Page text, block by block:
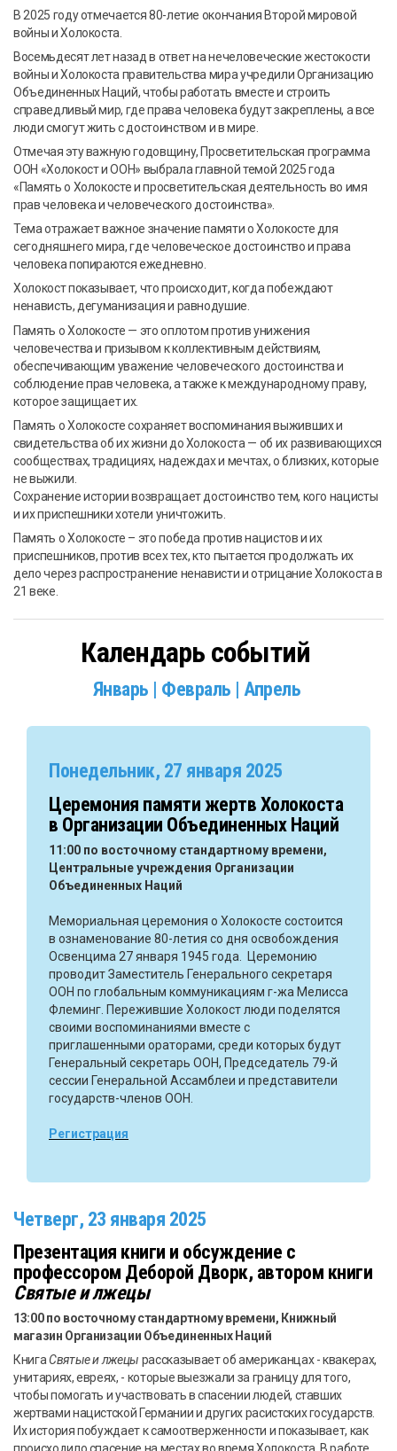
В 2025 году отмечается 80-летие окончания Второй мировой
войны и Холокоста.
Восемьдесят лет назад в ответ на нечеловеческие жестокости
войны и Холокоста правительства мира учредили Организацию
Объединенных Наций, чтобы работать вместе и строить
справедливый мир, где права человека будут закреплены, а все
люди смогут жить с достоинством и в мире.
Отмечая эту важную годовщину, Просветительская программа
ООН «Холокост и ООН» выбрала главной темой 2025 года
«Память о Холокосте и просветительская деятельность во имя
прав человека и человеческого достоинства».
Тема отражает важное значение памяти о Холокосте для
сегодняшнего мира, где человеческое достоинство и права
человека попираются ежедневно.
Холокост показывает, что происходит, когда побеждают
ненависть, дегуманизация и равнодушие.
Память о Холокосте — это оплотом против унижения
человечества и призывом к коллективным действиям,
обеспечивающим уважение человеческого достоинства и
соблюдение прав человека, а также к международному праву,
которое защищает их.
Память о Холокосте сохраняет воспоминания выживших и
свидетельства об их жизни до Холокоста — об их развивающихся
сообществах, традициях, надеждах и мечтах, о близких, которые
не выжили.
Сохранение истории возвращает достоинство тем, кого нацисты
и их приспешники хотели уничтожить.
Память о Холокосте – это победа против нацистов и их
приспешников, против всех тех, кто пытается продолжать их
дело через распространение ненависти и отрицание Холокоста в
21 веке.
Календарь событий
Январь | Февраль | Апрель
Понедельник, 27 января 2025
Церемония памяти жертв Холокоста
в Организации Объединенных Наций
11:00 по восточному стандартному времени,
Центральные учреждения Организации
Объединенных Наций
Мемориальная церемония о Холокосте состоится
в ознаменование 80-летия со дня освобождения
Освенцима 27 января 1945 года. Церемонию
проводит Заместитель Генерального секретаря
ООН по глобальным коммуникациям г-жа Мелисса
Флеминг. Пережившие Холокост люди поделятся
своими воспоминаниями вместе с
приглашенными ораторами, среди которых будут
Генеральный секретарь ООН, Председатель 79-й
сессии Генеральной Ассамблеи и представители
государств-членов ООН.
Регистрация
Четверг, 23 января 2025
Презентация книги и обсуждение с
профессором Деборой Дворк, автором книги
Святые и лжецы
13:00 по восточному стандартному времени, Книжный
магазин Организации Объединенных Наций
КнигаСвятые и лжецы рассказывает об американцах - квакерах,
унитариях, евреях, - которые выезжали за границу для того,
чтобы помогать и участвовать в спасении людей, ставших
жертвами нацистской Германии и других расистских государств.
Их история побуждает к самоотверженности и показывает, как